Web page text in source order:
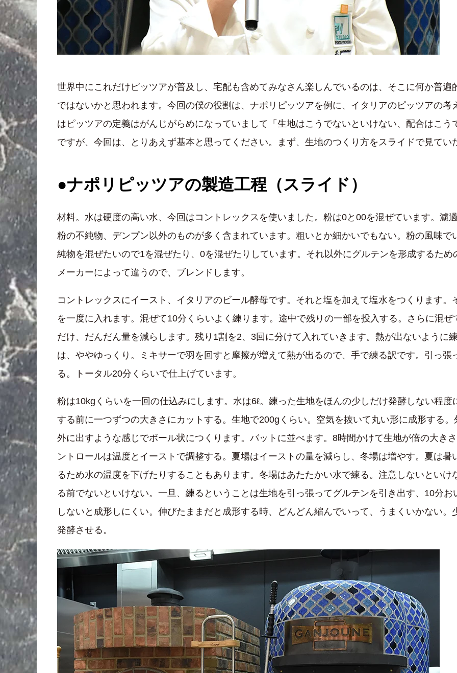
世界中にこれだけピッツアが普及し、宅配も含めてみなさん楽しんでいるのは、そこに何か普
ではないかと思われます。今回の僕の役割は、ナポリピッツアを例に、イタリアのピッツアの
はピッツアの定義はがんじがらめになっていまして「生地はこうでないといけない、配合はこ
ですが、今回は、とりあえず基本と思ってください。まず、生地のつくり方をスライドで見てい
●ナポリピッツアの製造工程（スライド）
材料。水は硬度の高い水、今回はコントレックスを使いました。粉は0と00を混ぜています。濾
粉の不純物、デンプン以外のものが多く含まれています。粗いとか細かいでもない。粉の風味
純物を混ぜたいので1を混ぜたり、0を混ぜたりしています。それ以外にグルテンを形成するた
メーカーによって違うので、ブレンドします。
コントレックスにイースト、イタリアのビール酵母です。それと塩を加えて塩水をつくります
を一度に入れます。混ぜて10分くらいよく練ります。途中で残りの一部を投入する。さらに混
だけ、だんだん量を減らします。残り1割を2、3回に分けて入れていきます。熱が出ないように
は、ややゆっくり。ミキサーで羽を回すと摩擦が増えて熱が出るので、手で練る訳です。引っ
る。トータル20分くらいで仕上げています。
粉は10kgくらいを一回の仕込みにします。水は6ℓ。練った生地をほんの少しだけ発酵しない程
する前に一つずつの大きさにカットする。生地で200gくらい。空気を抜いて丸い形に成形する
外に出すような感じでボール状につくります。バットに並べます。8時間かけて生地が倍の大き
ントロールは温度とイーストで調整する。夏場はイーストの量を減らし、冬場は増やす。夏は
るため水の温度を下げたりすることもあります。冬場はあたたかい水で練る。注意しないとい
る前でないといけない。一旦、練るということは生地を引っ張ってグルテンを引き出す、10分
しないと成形しにくい。伸びたままだと成形する時、どんどん縮んでいって、うまくいかない
発酵させる。